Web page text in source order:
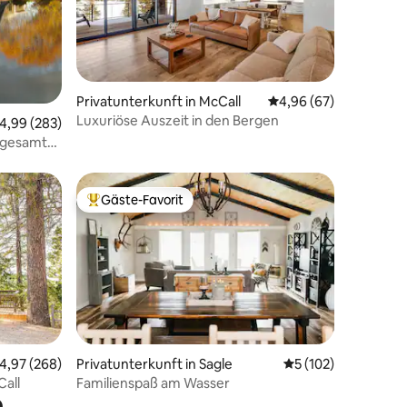
Bewertungen Bewertung: 4,99 von 5, 283 Bewertungen
4,99 (283)
Privatunterkunft in McCall Durchschnittliche
4,96 (67)
Luxuriöse Auszeit in den Bergen
Bewertungen
Bewertung: 4,97 von 5, 268 Bewertungen
4,97 (268)
Beliebter Gäste-Favorit.
Gäste-Favorit
Privatunterkunft in Sagle Durchschnittliche
5 (102)
Familienspaß am Wasser